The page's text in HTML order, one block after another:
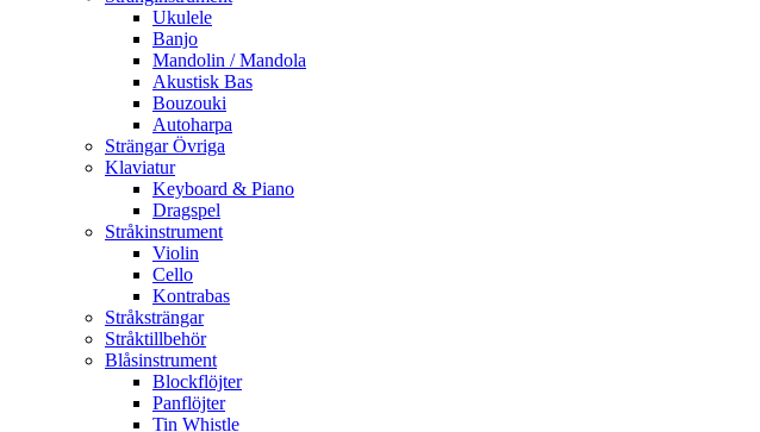
Ukulele
Banjo
Mandolin / Mandola
Akustisk Bas
Bouzouki
Autoharpa
Strängar Övriga
Klaviatur
Keyboard & Piano
Dragspel
Stråkinstrument
Violin
Cello
Kontrabas
Stråksträngar
Stråktillbehör
Blåsinstrument
Blockflöjter
Panflöjter
Tin Whistle